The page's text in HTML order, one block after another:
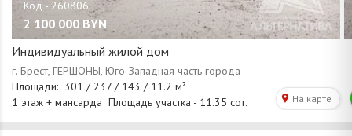
2 100 000 BYN
Индивидуальный жилой дом